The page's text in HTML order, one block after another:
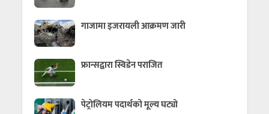
गाजामा इजरायली आक्रमण जारी
फ्रान्सद्वारा स्विडेन पराजित
पेट्रोलियम पदार्थको मूल्य घट्यो